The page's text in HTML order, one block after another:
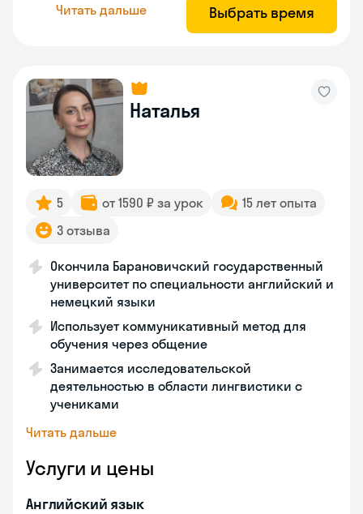
Читать дальше Выбрать время
Наталья
5 от 1590 ₽ за урок
15 лет опыта
3 отзыва
Окончила Барановичский государственный
университет по специальности английский и
немецкий языки
Использует коммуникативный метод для
обучения через общение
Занимается исследовательской
деятельностью в области лингвистики с
учениками
Читать дальше
Услуги и цены
Английский язык